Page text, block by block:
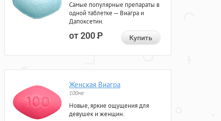
Самые популярные препараты в
одной таблетке — Виагра и
Дапоксетин.
от 200Р Купить
Женская Виагра
100мг
Новые, яркие ощущения для
девушек и женщин.